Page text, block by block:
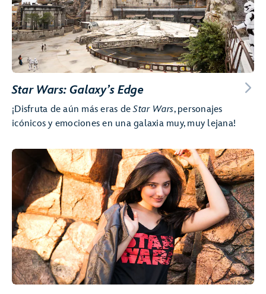
Star Wars: Galaxy’s Edge
¡Disfruta de aún más eras deStar Wars, personajes
icónicos y emociones en una galaxia muy, muy lejana!